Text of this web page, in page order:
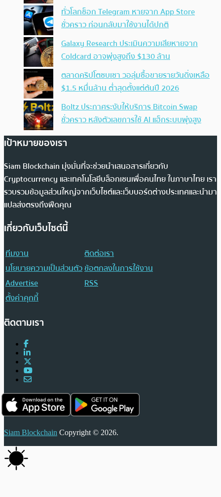
ทั่วโลกช็อก Telegram หายจาก App Store
ชั่วคราว ก่อนกลับมาใช้งานได้ปกติ
Galaxy Research ประเมินความเสียหายจาก
Coldcard อาจพุ่งสูงถึง $130 ล้าน
ตลาดคริปโตซบเซา วอลุ่มซื้อขายรายวันดิ่งเหลือ
$1.5 หมื่นล้าน ต่ำสุดตั้งแต่ต้นปี 2026
Boltz ประกาศระงับให้บริการ Bitcoin Swap
ชั่วคราว หลังตัวเลขการใช้ AI แฮ็กระบบพุ่งสูง
เป้าหมายของเรา
Siam Blockchain มุ่งมั่นที่จะช่วยนำเสนอสารเกี่ยวกับ
Cryptocurrency และเทคโนโลยีบล็อกเชนเพื่อคนไทย ในภาษาไทย เรา
รวบรวมข้อมูลส่วนใหญ่จากเว็บไซต์และเว็บบอร์ดต่างประเทศและนำมา
แปลส่งตรงถึงฟีดคุณ
เกี่ยวกับเว็บไซต์นี้
ทีมงาน
ติดต่อเรา
นโยบายความเป็นส่วนตัวข้อตกลงในการใช้งาน
Advertise
RSS
ตั้งค่าคุกกี้
ติดตามเรา
Siam Blockchain Copyright © 2026.